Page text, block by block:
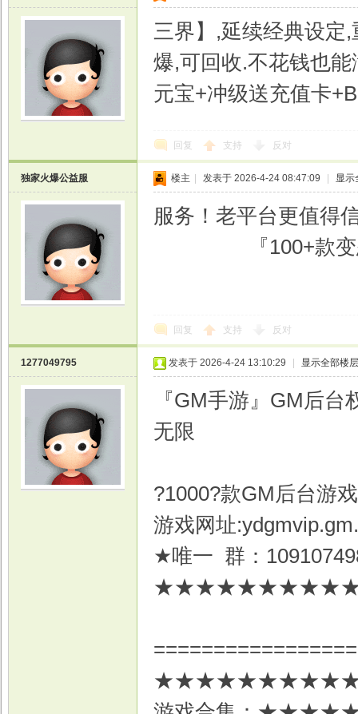
三界】,延续经典设定
爆,可回收.不花钱也
元宝+冲级送充值卡
回复 支持 反对
独家火爆公益服 楼主 发表于 2026-4-24 08:47:09 显示
服务！老平台更值得
『100+款变态
回复 支持 反对
1277049795 发表于 2026-4-24 13:10:29 显示全部楼层
『GM手游』GM后
无限
?1000?款GM后台游
游戏网址
★唯一 群：
★★★★★★★★★★★游